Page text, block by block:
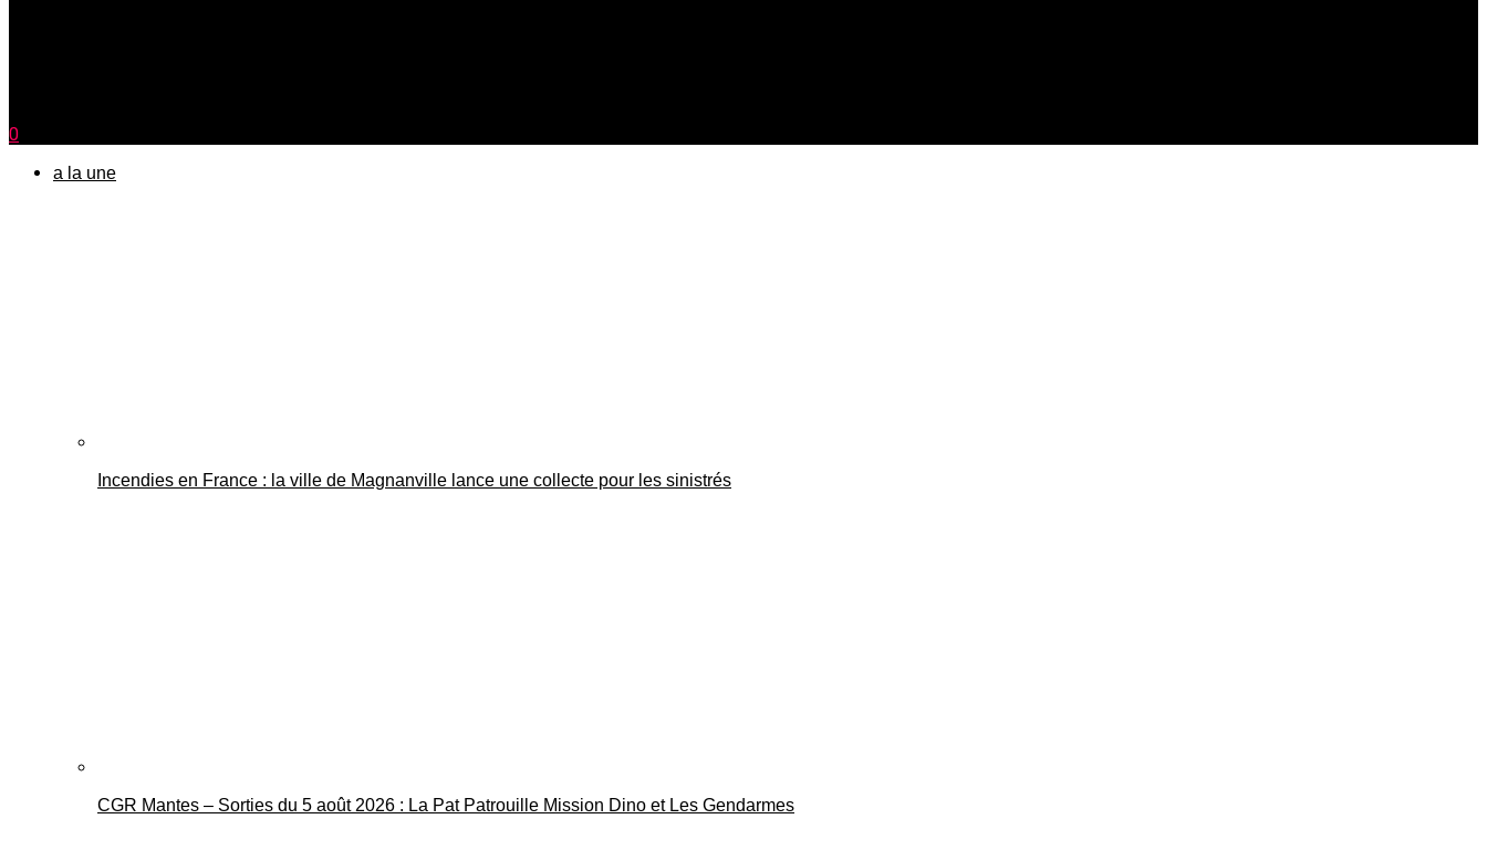
0
a la une
Incendies en France : la ville de Magnanville lance une collecte pour les sinistrés
CGR Mantes – Sorties du 5 août 2026 : La Pat Patrouille Mission Dino et Les Gendarmes